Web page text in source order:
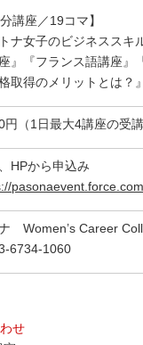
分講座／19コマ】
トナ女子のビジネスス
』『フランス語講座』
取得のメリットとは？
円（1日最大4講座の受講
、HPから申
Women’s Career
6734-1060
せ